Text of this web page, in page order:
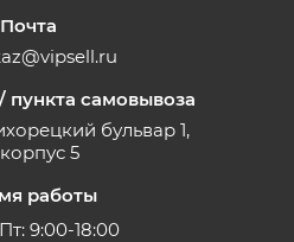
Почта
пункта самовывоза
бульвар 1,
корпус 5
работы
9:00-18:00